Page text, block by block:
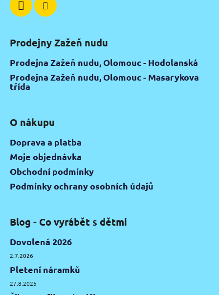
Prodejny Zažeň nudu
Prodejna Zažeň nudu, Olomouc - Hodolanská
Prodejna Zažeň nudu, Olomouc - Masarykova
třída
O nákupu
Doprava a platba
Moje objednávka
Obchodní podmínky
Podmínky ochrany osobních údajů
Blog - Co vyrábět s dětmi
Dovolená 2026
2.7.2026
Pletení náramků
27.8.2025